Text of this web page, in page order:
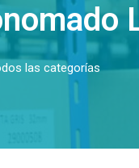
las categorías